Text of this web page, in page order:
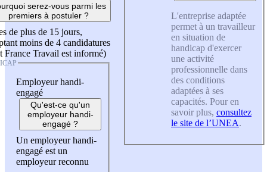
serez-vous parmi les
premiers à postuler ?
de plus de 15 jours,
moins de 4 candidatures
France Travail est informé)
Employeur handi-
engagé
Qu'est-ce qu'un
employeur handi-
engagé ?
Un employeur handi-
engagé est un
employeur reconnu
L'entreprise adaptée
permet à un travailleur
en situation de
handicap d'exercer
une activité
professionnelle dans
des conditions
adaptées à ses
capacités. Pour en
savoir plus, consultez
le site de l’UNEA.